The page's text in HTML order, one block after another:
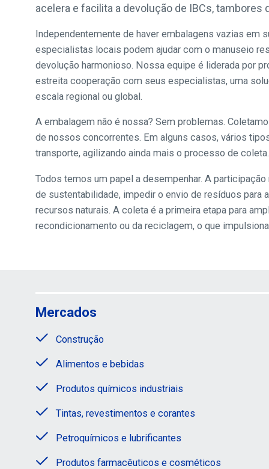
acelera e facilita a devolução de IBCs, tambores
Independentemente de haver embalagens vazias em
especialistas locais podem ajudar com o manuseio
devolução harmonioso. Nossa equipe é liderada por
estreita cooperação com seus especialistas, uma
escala regional ou global.
A embalagem não é nossa? Sem problemas.
de nossos concorrentes. Em alguns casos, vários
transporte, agilizando ainda mais o processo de coleta.
Todos temos um papel a desempenhar. A
de sustentabilidade, impedir o envio de resíduos
recursos naturais. A coleta é a primeira etapa para
recondicionamento ou da reciclagem, o que
Mercados
Construção
Alimentos e bebidas
Produtos químicos industriais
Tintas, revestimentos e corantes
Petroquímicos e lubrificantes
Produtos farmacêuticos e cosméticos